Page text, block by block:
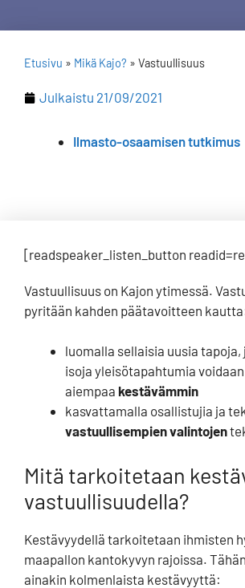
Etusivu » Mikä Kajo? » Vastuullisuus
Julkaistu 21/09/2021
Ilmasto-osaamisen tutkimus
[readspeaker_listen_button
Vastuullisuus on Kajon ytimessä.
pyritään kahden päätavoitteen
luomalla sellaisia uusia tapoja,
isoja yleisötapahtumia
aiempaa kestävämmin
kasvattamalla osallistujia ja
vastuullisempien valintojen
Mitä tarkoitetaan
vastuullisuudella?
Kestävyydellä tarkoitetaan ihmisten
maapallon kantokyvyn rajoissa.
ainakin kolmenlaista kestävyyttä: